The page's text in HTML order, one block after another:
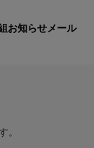
お知らせメール
。